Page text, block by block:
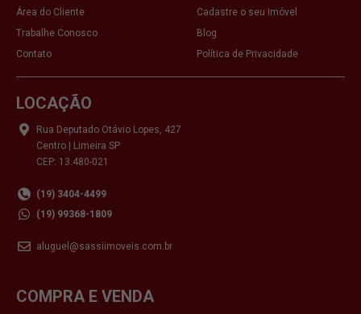
Área do Cliente
Cadastre o seu Imóvel
Trabalhe Conosco
Blog
Contato
Política de Privacidade
LOCAÇÃO
Rua Deputado Otávio Lopes, 427
Centro | Limeira SP
CEP: 13.480-021
(19) 3404-4499
(19) 99368-1809
aluguel@sassiimoveis.com.br
COMPRA E VENDA